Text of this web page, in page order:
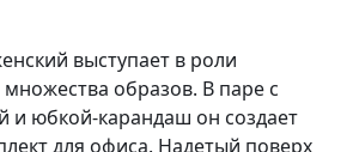
выступает в роли
множества образов. В паре с
и юбкой-карандаш он создает
для офиса. Надетый поверх